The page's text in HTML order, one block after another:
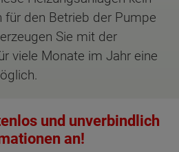
für den Betrieb der Pumpe
Sie mit der
viele Monate im Jahr eine
und unverbindlich
an!